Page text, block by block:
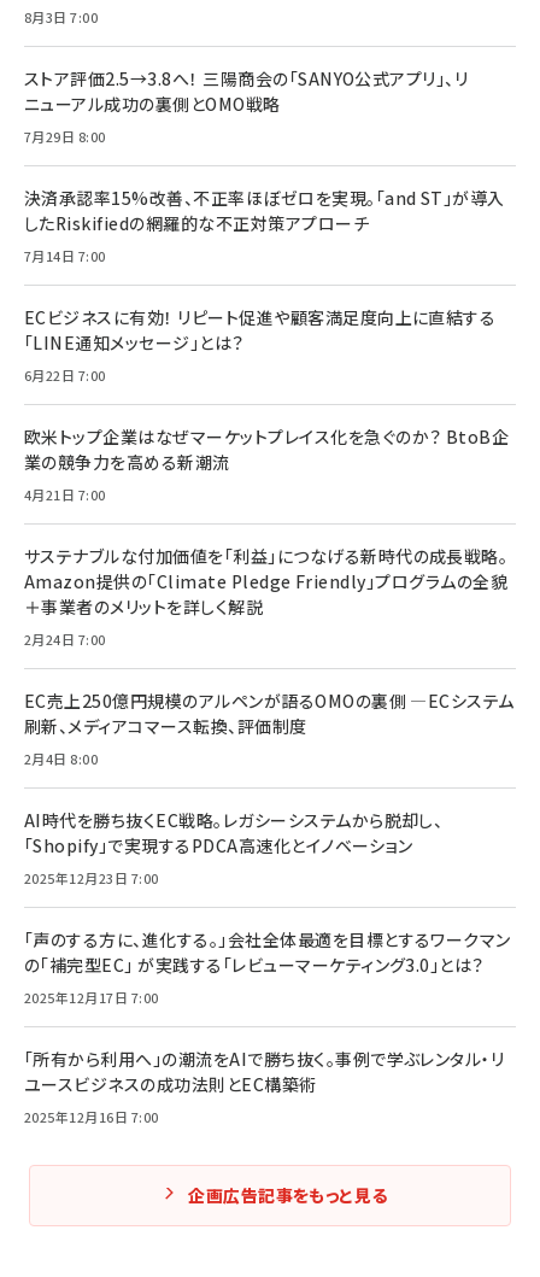
8月3日 7:00
ストア評価2.5→3.8へ！ 三陽商会の「SANYO公式アプリ」、リ
ニューアル成功の裏側とOMO戦略
7月29日 8:00
決済承認率15%改善、不正率ほぼゼロを実現。「and ST」が導入
したRiskifiedの網羅的な不正対策アプローチ
7月14日 7:00
ECビジネスに有効！ リピート促進や顧客満足度向上に直結する
「LINE通知メッセージ」とは？
6月22日 7:00
欧米トップ企業はなぜマーケットプレイス化を急ぐのか？ BtoB企
業の競争力を高める新潮流
4月21日 7:00
サステナブルな付加価値を「利益」につなげる新時代の成長戦略。
Amazon提供の「Climate Pledge Friendly」プログラムの全貌
＋事業者のメリットを詳しく解説
2月24日 7:00
EC売上250億円規模のアルペンが語るOMOの裏側 ―ECシステム
刷新、メディアコマース転換、評価制度
2月4日 8:00
AI時代を勝ち抜くEC戦略。レガシーシステムから脱却し、
「Shopify」で実現するPDCA高速化とイノベーション
2025年12月23日 7:00
「声のする方に、進化する。」会社全体最適を目標とするワークマン
の「補完型EC」 が実践する「レビューマーケティング3.0」とは？
2025年12月17日 7:00
「所有から利用へ」の潮流をAIで勝ち抜く。事例で学ぶレンタル・リ
ユースビジネスの成功法則とEC構築術
2025年12月16日 7:00
企画広告記事をもっと見る